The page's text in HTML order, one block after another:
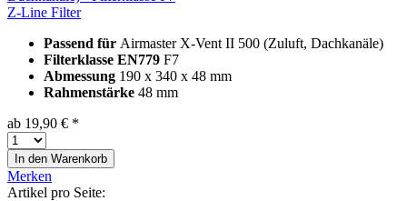
Z-Line Filter
Passend für Airmaster X-Vent II 500 (Zuluft, Dachkanäle)
Filterklasse EN779 F7
Abmessung 190 x 340 x 48 mm
Rahmenstärke 48 mm
ab 19,90 € *
In den Warenkorb
Merken
Artikel pro Seite: